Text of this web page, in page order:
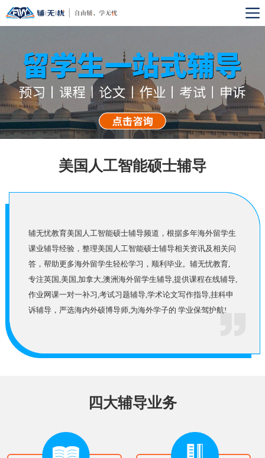
美国人工智能硕士辅导
辅无忧教育美国人工智能硕士辅导频道，根据多年海外留学生
课业辅导经验，整理美国人工智能硕士辅导相关资讯及相关问
答，帮助更多海外留学生轻松学习，顺利毕业。辅无忧教育,
专注英国,美国,加拿大,澳洲海外留学生辅导,提供课程在线辅导,
作业网课一对一补习,考试习题辅导,学术论文写作指导,挂科申
诉辅导，严选海内外硕博导师,为海外学子的 学业保驾护航!
四大辅导业务